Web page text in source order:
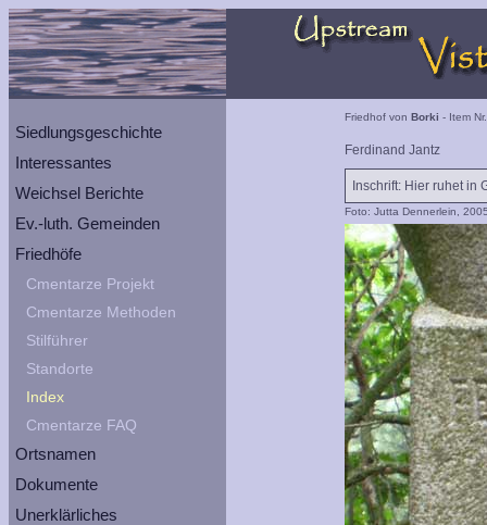
Siedlungsgeschichte
Interessantes
Weichsel Berichte
Ev.-luth. Gemeinden
Friedhöfe
Cmentarze Projekt
Cmentarze Methoden
Stilführer
Standorte
Index
Cmentarze FAQ
Ortsnamen
Dokumente
Unerklärliches
Friedhof von Borki - Item
Ferdinand Jantz
Inschrift: Hier ruhet in
Foto: Jutta Dennerlein,